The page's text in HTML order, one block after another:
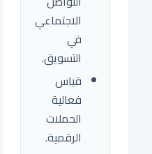
الاجتماعي
في
التسويق.
قياس
فعالية
الحملات
الرقمية.